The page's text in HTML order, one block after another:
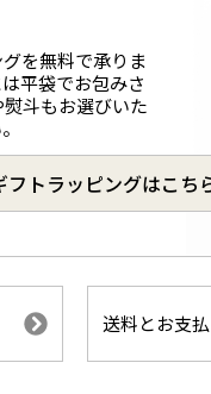
を無料で承りま
平袋でお包みさ
斗もお選びいた
フトラッピングはこち
送料とお支